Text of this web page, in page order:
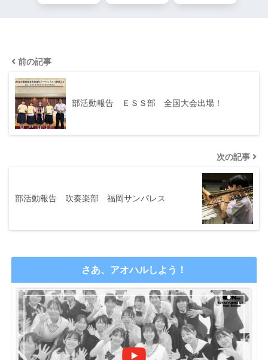
前の記事
部活動報告 ＥＳＳ部 全国大会出場！
次の記事
部活動報告 吹奏楽部 福岡サンパレス
さあ、アオハルしよう！